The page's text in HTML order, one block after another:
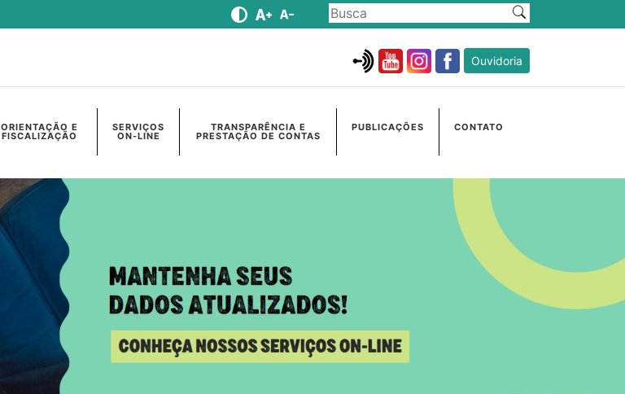
Ouvidoria
ORIENTAÇÃO E
FISCALIZAÇÃO
SERVIÇOS
ON-LINE
TRANSPARÊNCIA E
PRESTAÇÃO DE CONTAS
PUBLICAÇÕES CONTATO